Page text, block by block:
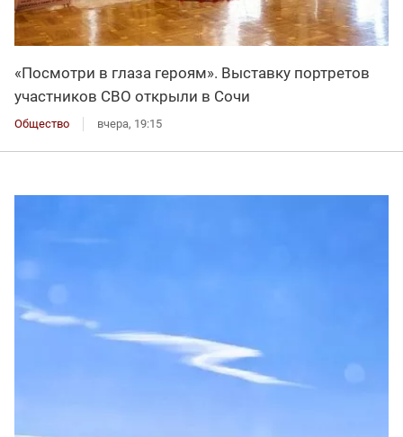
«Посмотри в глаза героям». Выставку портретов
участников СВО открыли в Сочи
Общество вчера, 19:15